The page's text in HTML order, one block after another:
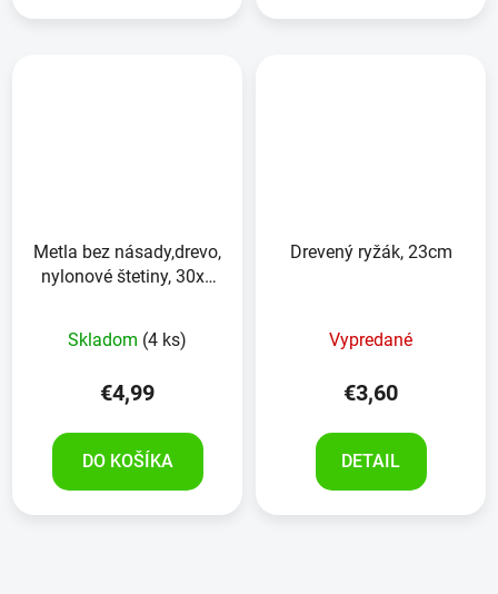
Metla bez násady,drevo,
nylonové štetiny, 30x6
Skladom (4 ks)
€4,99
DO KOŠÍKA
Drevený ryžák, 23cm
Vypredané
€3,60
DETAIL